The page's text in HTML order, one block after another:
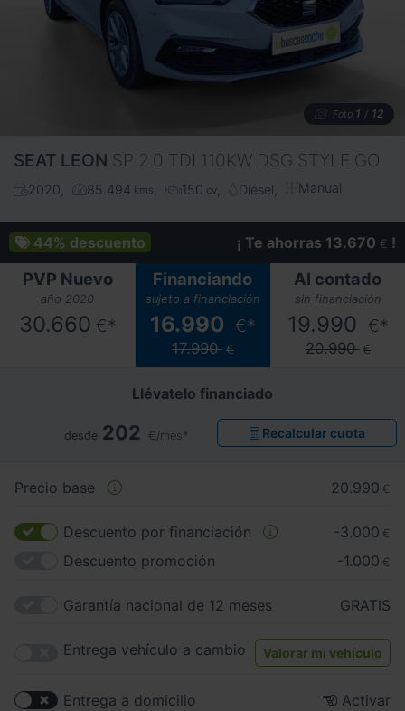
Foto 1 / 12
SEAT LEON SP 2.0 TDI 110KW DSG STYLE GO
2020 85.494 kms 150 cv Diésel Manual
44% descuento ¡ Te ahorras 13.670 € !
PVP Nuevo
año 2020
30.660 €*
Financiando
sujeto a financiación
16.990 €*
17.990 €
Al contado
sin financiación
19.990 €*
20.990 €
Llévatelo financiado
desde 202 €/mes* Recalcular cuota
Precio base 20.990 €
Descuento por financiación -3.000 €
Descuento promoción -1.000 €
Garantía nacional de 12 meses GRATIS
Entrega vehículo a cambio Valorar mi vehículo
Entrega a domicilio Activar